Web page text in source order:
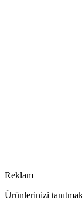
Reklam
Ürünlerinizi